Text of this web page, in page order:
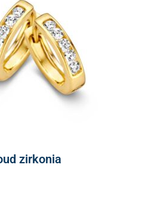
zirkonia